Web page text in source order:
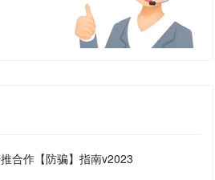
合作【防骗】指南v2023